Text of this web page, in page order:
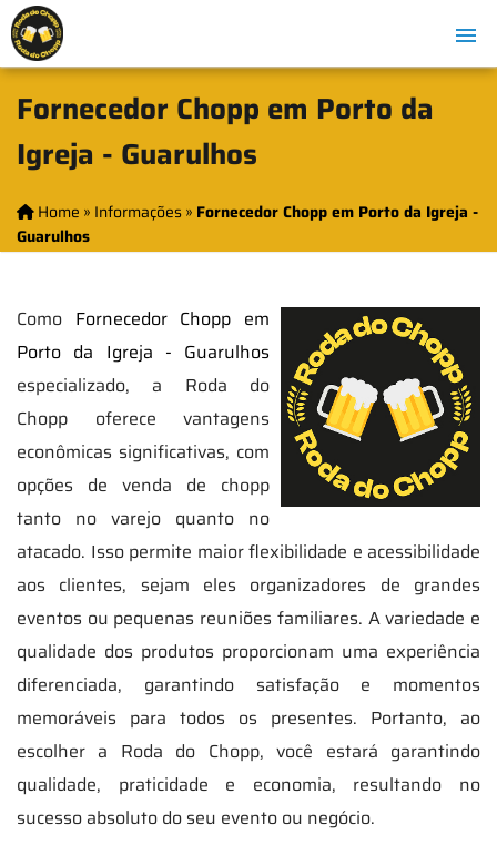
Fornecedor Chopp em Porto da
Igreja - Guarulhos
Home » Informações» Fornecedor Chopp em Porto da Igreja -
Guarulhos
Como Fornecedor Chopp em
Porto da Igreja - Guarulhos
especializado, a Roda do
Chopp oferece vantagens
econômicas significativas, com
opções de venda de chopp
tanto no varejo quanto no
atacado. Isso permite maior flexibilidade e acessibilidade
aos clientes, sejam eles organizadores de grandes
eventos ou pequenas reuniões familiares. A variedade e
qualidade dos produtos proporcionam uma experiência
diferenciada, garantindo satisfação e momentos
memoráveis para todos os presentes. Portanto, ao
escolher a Roda do Chopp, você estará garantindo
qualidade, praticidade e economia, resultando no
sucesso absoluto do seu evento ou negócio.